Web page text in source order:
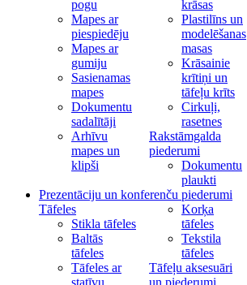
pogu
Mapes ar
piespiedēju
Mapes ar
gumiju
Sasienamas
mapes
Dokumentu
sadalītāji
Arhīvu
mapes un
klipši
krāsas
Plastilīns un
modelēšanas
masas
Krāsainie
krītiņi un
tāfeļu krīts
Cirkuļi,
rasetnes
Rakstāmgalda
piederumi
Dokumentu
plaukti
Prezentāciju un konferenču piederumi
Tāfeles
Stikla tāfeles
Baltās
tāfeles
Tāfeles ar
statīvu
Korķa
tāfeles
Tekstila
tāfeles
Tāfeļu aksesuāri
un piederumi